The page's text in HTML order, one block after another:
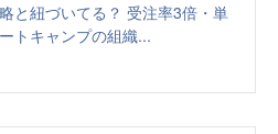
と紐づいてる？ 受注率3倍・単
トキャンプの組織...